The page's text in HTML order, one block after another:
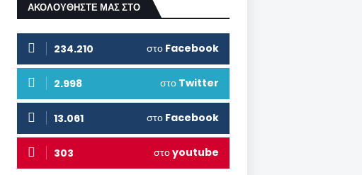
ΑΚΟΛΟΥΘΗΣΤΕ ΜΑΣ ΣΤΟ
234.210 στο Facebook
2.998 στο Twitter
13.061 στο Facebook
303 στοyoutube